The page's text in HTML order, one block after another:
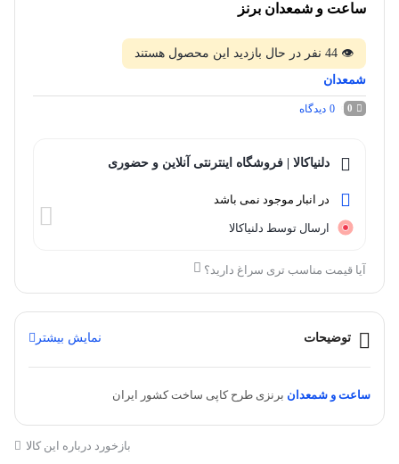
ساعت و شمعدان برنز
👁
44نفر در حال بازدید این محصول هستند
شمعدان
0
0 دیدگاه
دلنیاکالا | فروشگاه اینترنتی آنلاین و حضوری
در انبار موجود نمی باشد
ارسال توسط دلنیاکالا
آیا قیمت مناسب تری سراغ دارید؟
توضیحات نمایش بیشتر
ساعت و شمعدان برنزی طرح کاپی ساخت کشور ایران
بازخورد درباره این کالا